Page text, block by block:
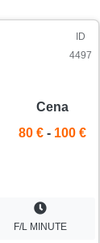
ID
4497
Cena
80 € - 100 €
F/L MINUTE